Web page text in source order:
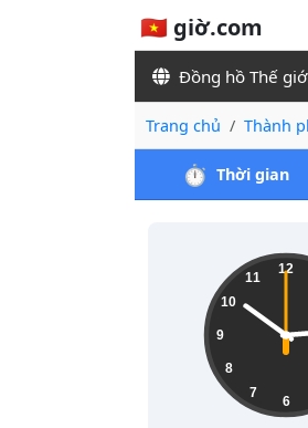
🇻🇳 giờ.com
Đồng hồ Thế
Trang chủ Thành
⏱️ Thời gian
14:51:00 12
6
7
8
9
10
11